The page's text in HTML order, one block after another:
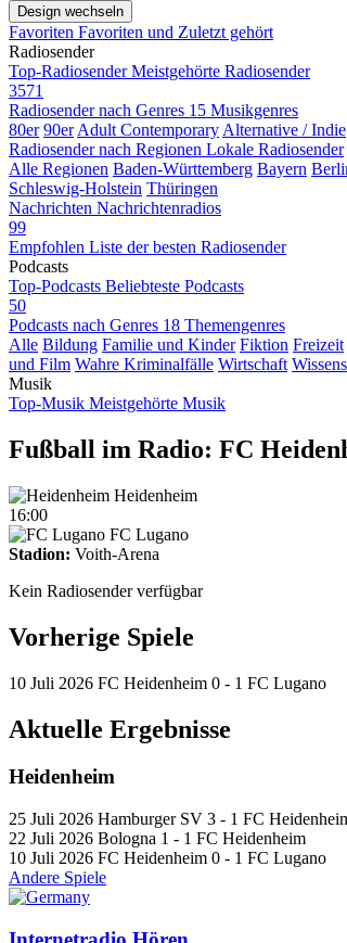
Design wechseln
Favoriten Favoriten und Zuletzt gehört
Radiosender
Top-Radiosender Meistgehörte Radiosender
3571
Radiosender nach Genres 15 Musikgenres
80er 90er Adult Contemporary Alternative / Indie
Radiosender nach Regionen Lokale Radiosender
Alle Regionen Baden-Württemberg Bayern
Schleswig-Holstein Thüringen
Nachrichten Nachrichtenradios
99
Empfohlen Liste der besten Radiosender
Podcasts
Top-Podcasts Beliebteste Podcasts
50
Podcasts nach Genres 18 Themengenres
Alle Bildung Familie und Kinder Fiktion Freizeit
und Film Wahre Kriminalfälle Wirtschaft
Musik
Top-Musik Meistgehörte Musik
Fußball im Radio: FC
Heidenheim
16:00
FC Lugano
Stadion: Voith-Arena
Kein Radiosender verfügbar
Vorherige Spiele
10 Juli 2026 FC Heidenheim 0 - 1 FC Lugano
Aktuelle Ergebnisse
Heidenheim
25 Juli 2026 Hamburger SV 3 - 1 FC
22 Juli 2026 Bologna 1 - 1 FC Heidenheim
10 Juli 2026 FC Heidenheim 0 - 1 FC Lugano
Andere Spiele